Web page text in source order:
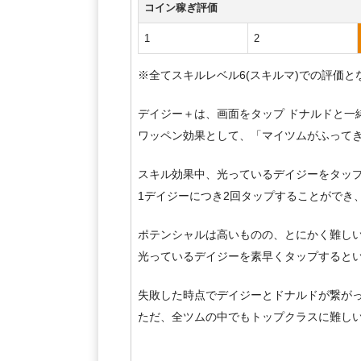
コイン稼ぎ評価
1 2
※全てスキルレベル6(スキルマ)での評価と
デイジー＋は、画面をタップ ドナルドと
ワッペン効果として、「マイツムがふって
スキル効果中、光っているデイジーをタッ
1デイジーにつき2回タップすることがで
ポテンシャルは高いものの、とにかく難し
光っているデイジーを素早くタップすると
失敗した時点でデイジーとドナルドが繋が
ただ、全ツムの中でもトップクラスに難し